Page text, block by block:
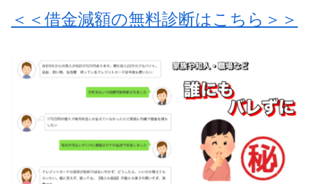
＜＜借金減額の無料診断はこちら＞＞